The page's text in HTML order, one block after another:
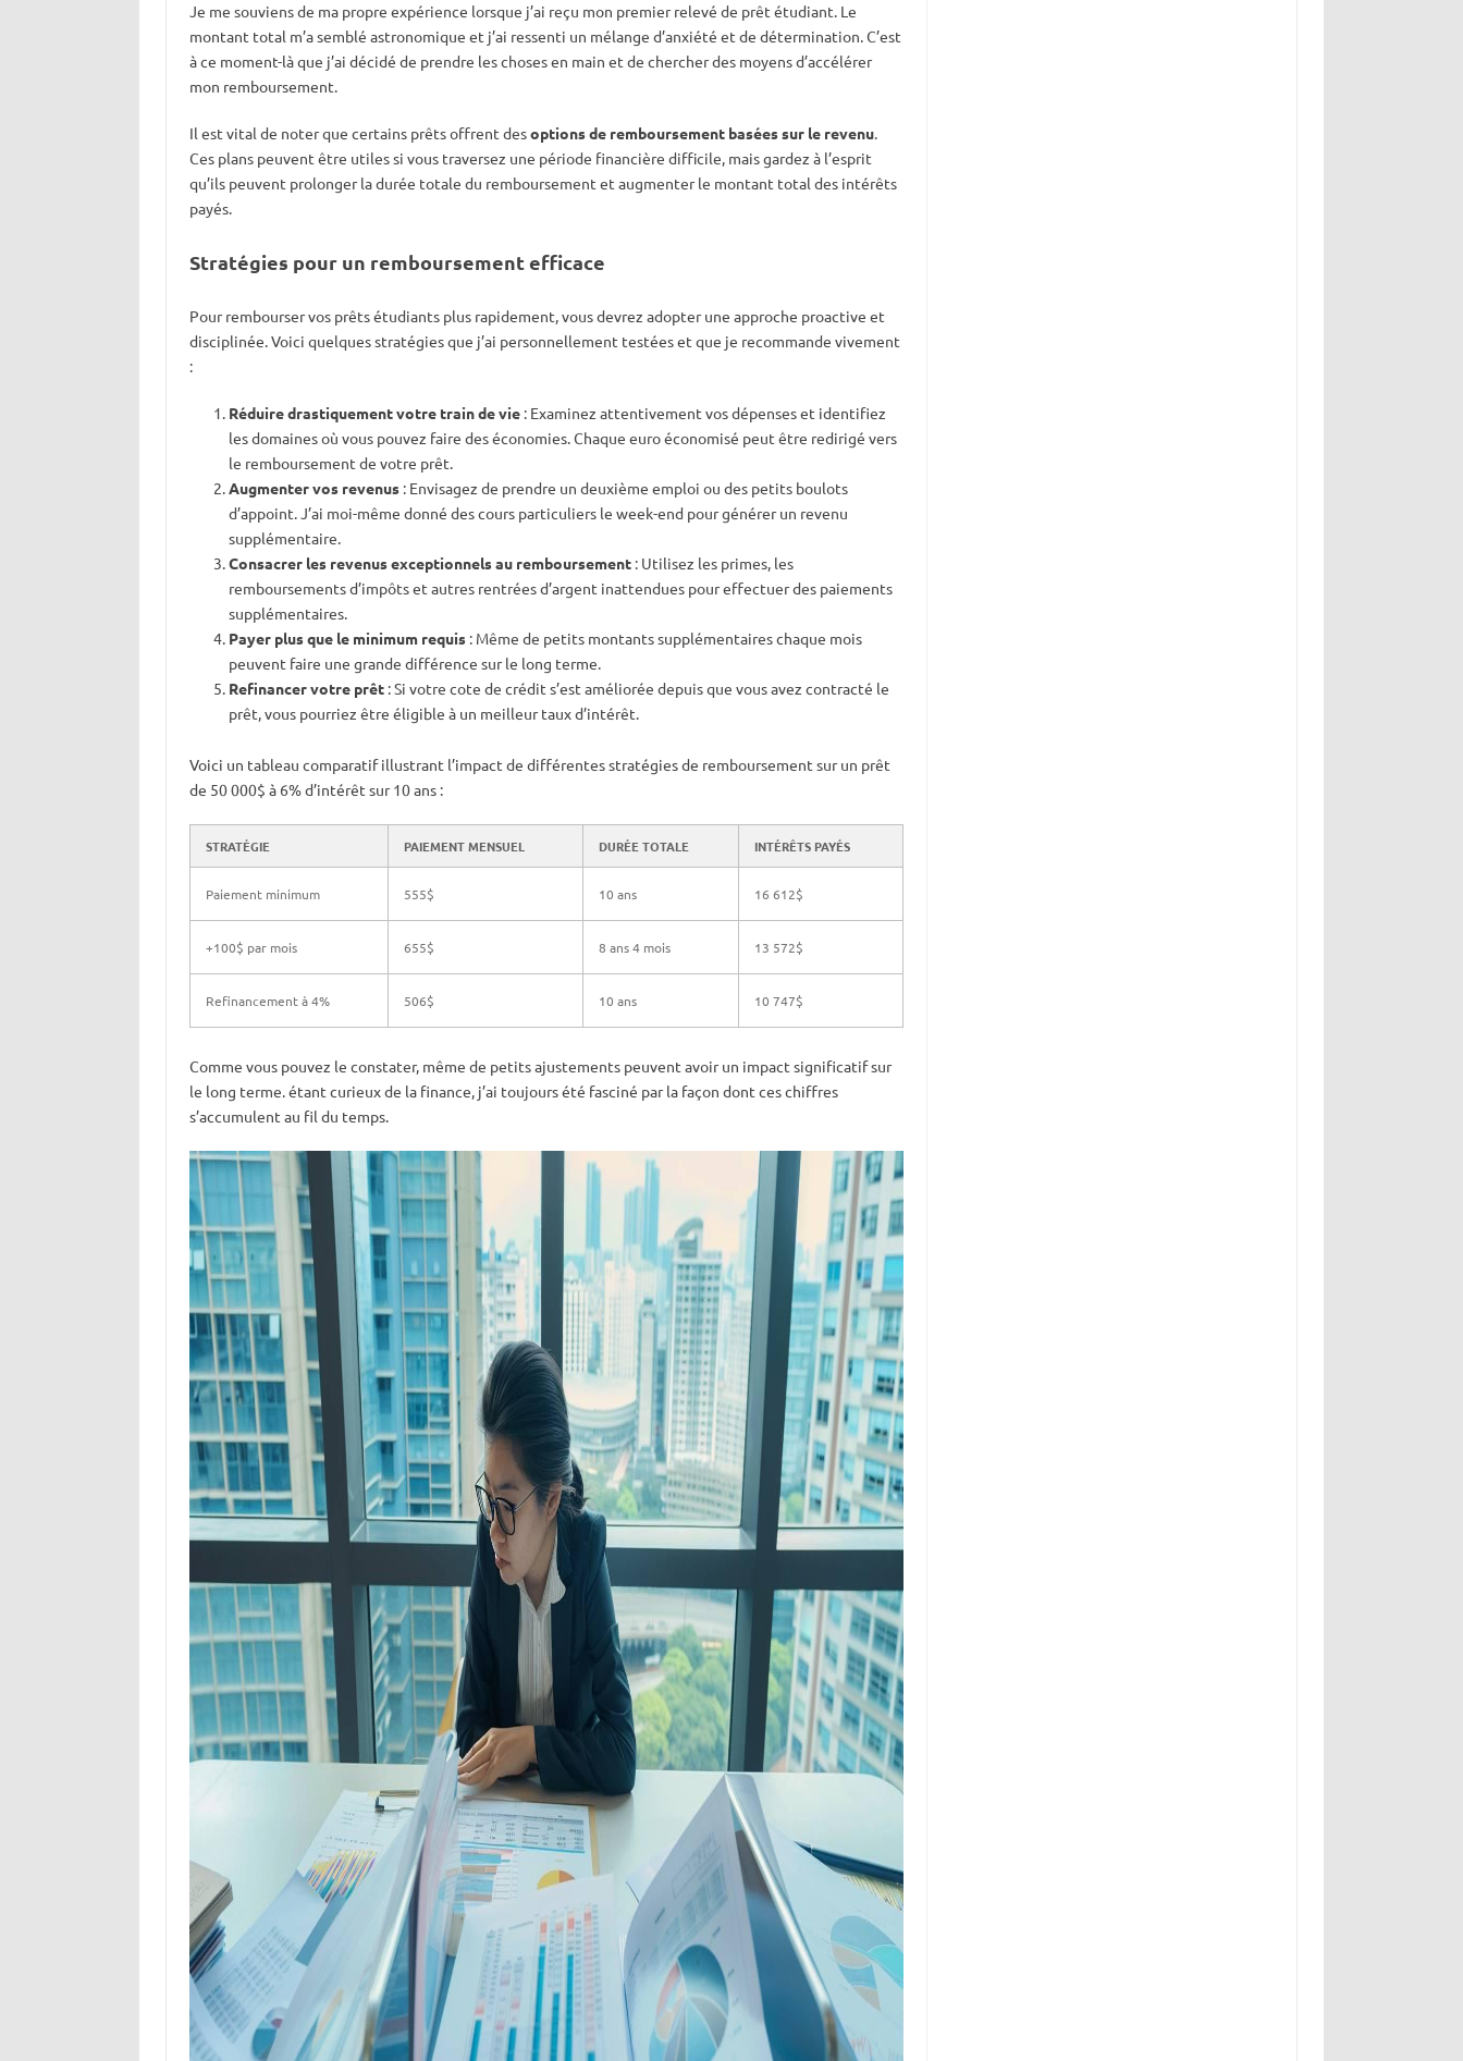
Je me souviens de ma propre expérience lorsque j’ai reçu mon premier relevé de prêt étudiant. Le
montant total m’a semblé astronomique et j’ai ressenti un mélange d’anxiété et de détermination. C’est
à ce moment-là que j’ai décidé de prendre les choses en main et de chercher des moyens d’accélérer
mon remboursement.
Il est vital de noter que certains prêts offrent desoptions de remboursement basées sur le revenu.
Ces plans peuvent être utiles si vous traversez une période financière difficile, mais gardez à l’esprit
qu’ils peuvent prolonger la durée totale du remboursement et augmenter le montant total des intérêts
payés.
Stratégies pour un remboursement efficace
Pour rembourser vos prêts étudiants plus rapidement, vous devrez adopter une approche proactive et
disciplinée. Voici quelques stratégies que j’ai personnellement testées et que je recommande vivement
:
Réduire drastiquement votre train de vie: Examinez attentivement vos dépenses et identifiez
les domaines où vous pouvez faire des économies. Chaque euro économisé peut être redirigé vers
le remboursement de votre prêt.
Augmenter vos revenus: Envisagez de prendre un deuxième emploi ou des petits boulots
d’appoint. J’ai moi-même donné des cours particuliers le week-end pour générer un revenu
supplémentaire.
Consacrer les revenus exceptionnels au remboursement: Utilisez les primes, les
remboursements d’impôts et autres rentrées d’argent inattendues pour effectuer des paiements
supplémentaires.
Payer plus que le minimum requis: Même de petits montants supplémentaires chaque mois
peuvent faire une grande différence sur le long terme.
Refinancer votre prêt: Si votre cote de crédit s’est améliorée depuis que vous avez contracté le
prêt, vous pourriez être éligible à un meilleur taux d’intérêt.
Voici un tableau comparatif illustrant l’impact de différentes stratégies de remboursement sur un prêt
de 50 000$ à 6% d’intérêt sur 10 ans :
STRATÉGIE PAIEMENT MENSUEL DURÉE TOTALE INTÉRÊTS PAYÉS
Paiement minimum 555$ 10 ans 16 612$
+100$ par mois 655$ 8 ans 4 mois 13 572$
Refinancement à 4% 506$ 10 ans 10 747$
Comme vous pouvez le constater, même de petits ajustements peuvent avoir un impact significatif sur
le long terme. étant curieux de la finance, j’ai toujours été fasciné par la façon dont ces chiffres
s’accumulent au fil du temps.